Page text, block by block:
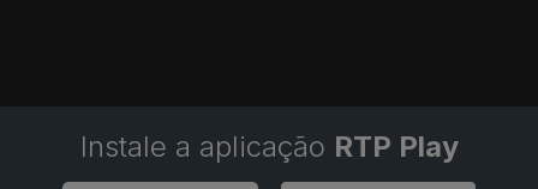
Instale a aplicação RTP Play